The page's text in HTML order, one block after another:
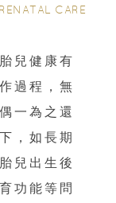
CARE
兒健康有
過程，無
一為之還
，如長期
兒出生後
功能等問